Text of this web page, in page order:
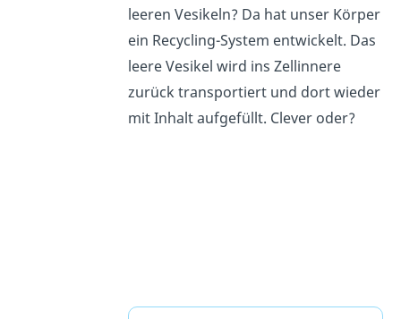
leeren Vesikeln? Da hat unser Körper
ein Recycling-System entwickelt. Das
leere Vesikel wird ins Zellinnere
zurück transportiert und dort wieder
mit Inhalt aufgefüllt. Clever oder?